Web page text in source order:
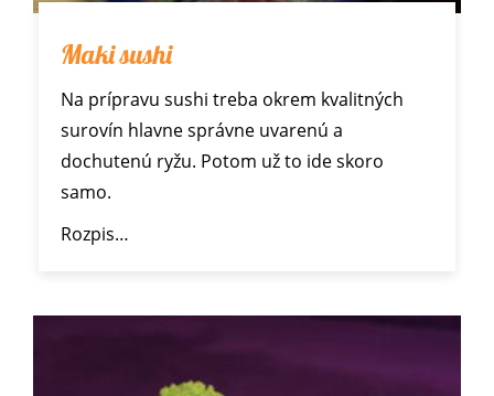
Maki sushi
Na prípravu sushi treba okrem kvalitných
surovín hlavne správne uvarenú a
dochutenú ryžu. Potom už to ide skoro
samo.
Rozpis…